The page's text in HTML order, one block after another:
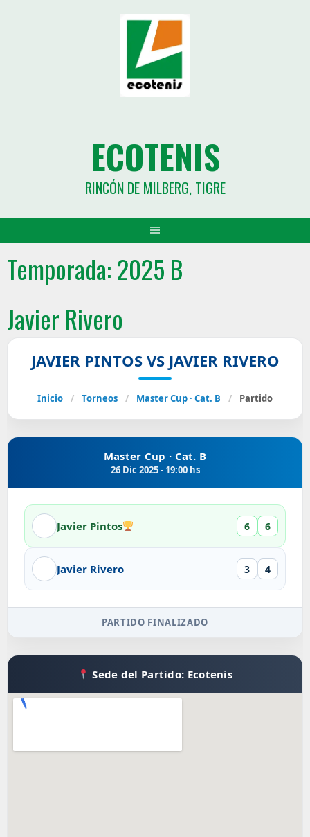
ECOTENIS
RINCÓN DE MILBERG, TIGRE
Temporada:2025 B
Javier Rivero
JAVIER PINTOS VS JAVIER RIVERO
Inicio / Torneos / Master Cup · Cat. B / Partido
Master Cup · Cat. B
26 Dic 2025 - 19:00 hs
Javier Pintos 6 6
Javier Rivero 3 4
PARTIDO FINALIZADO
Sede del Partido: Ecotenis